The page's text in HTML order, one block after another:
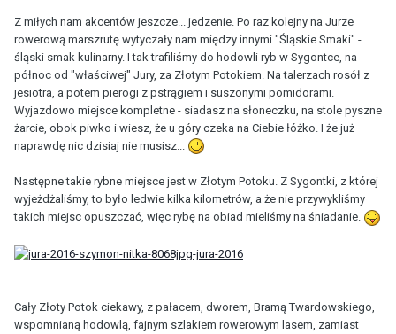
Z miłych nam akcentów jeszcze... jedzenie. Po raz kolejny na Jurze
rowerową marszrutę wytyczały nam między innymi "Śląskie Smaki" -
śląski smak kulinarny. I tak trafiliśmy do hodowli ryb w Sygontce, na
północ od "właściwej" Jury, za Złotym Potokiem. Na talerzach rosół z
jesiotra, a potem pierogi z pstrągiem i suszonymi pomidorami.
Wyjazdowo miejsce kompletne - siadasz na słoneczku, na stole pyszne
żarcie, obok piwko i wiesz, że u góry czeka na Ciebie łóżko. I że już
naprawdę nic dzisiaj nie musisz...
Następne takie rybne miejsce jest w Złotym Potoku. Z Sygontki, z której
wyjeżdżaliśmy, to było ledwie kilka kilometrów, a że nie przywykliśmy
takich miejsc opuszczać, więc rybę na obiad mieliśmy na śniadanie.
Cały Złoty Potok ciekawy, z pałacem, dworem, Bramą Twardowskiego,
wspomnianą hodowlą, fajnym szlakiem rowerowym lasem, zamiast